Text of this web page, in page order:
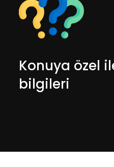
Konuya özel
bilgileri